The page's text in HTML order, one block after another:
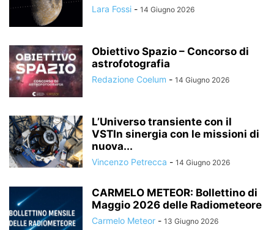
Lara Fossi - 14 Giugno 2026
Obiettivo Spazio – Concorso di
astrofotografia
Redazione Coelum - 14 Giugno 2026
L’Universo transiente con il
VSTIn sinergia con le missioni di
nuova...
Vincenzo Petrecca - 14 Giugno 2026
CARMELO METEOR: Bollettino di
Maggio 2026 delle Radiometeore
Carmelo Meteor - 13 Giugno 2026